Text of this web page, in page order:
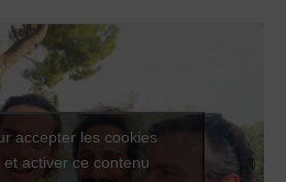
accepter les cookies
et activer ce contenu